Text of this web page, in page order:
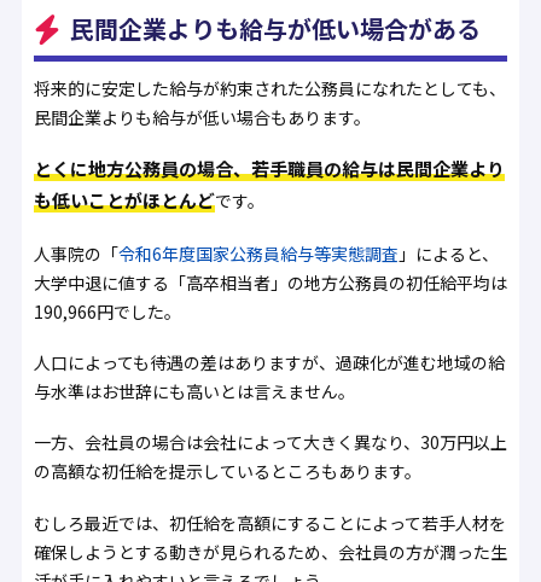
民間企業よりも給与が低い場合がある
将来的に安定した給与が約束された公務員になれたとしても、
民間企業よりも給与が低い場合もあります。
とくに地方公務員の場合、若手職員の給与は民間企業より
も低いことがほとんどです。
人事院の「令和6年度国家公務員給与等実態調査 」によると、
大学中退に値する「高卒相当者」の地方公務員の初任給平均は
190,966円でした。
人口によっても待遇の差はありますが、過疎化が進む地域の給
与水準はお世辞にも高いとは言えません。
一方、会社員の場合は会社によって大きく異なり、30万円以上
の高額な初任給を提示しているところもあります。
むしろ最近では、初任給を高額にすることによって若手人材を
確保しようとする動きが見られるため、会社員の方が潤った生